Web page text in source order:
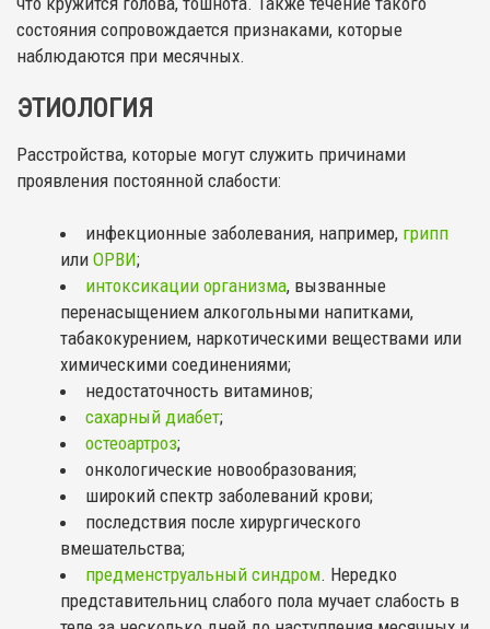
состояния сопровождается признаками, которые
наблюдаются при месячных.
ЭТИОЛОГИЯ
Расстройства, которые могут служить причинами
проявления постоянной слабости:
инфекционные заболевания, например, грипп
или ОРВИ;
интоксикации организма, вызванные
перенасыщением алкогольными напитками,
табакокурением, наркотическими веществами или
химическими соединениями;
недостаточность витаминов;
сахарный диабет;
остеоартроз;
онкологические новообразования;
широкий спектр заболеваний крови;
последствия после хирургического
вмешательства;
предменструальный синдром. Нередко
представительниц слабого пола мучает слабость в